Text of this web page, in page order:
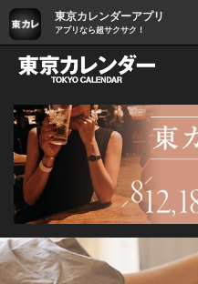
東京カレンダーアプリ
アプリなら超サクサク！
グル